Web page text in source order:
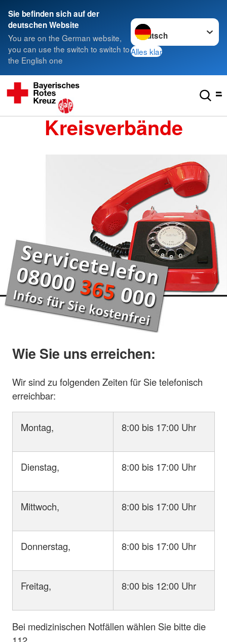
Sie befinden sich auf der
deutschen Website
You are on the German website,
you can use the switch to switch to
the English one
Sprache wechseln zu
Alles klar
Kreisverbände
Wie Sie uns erreichen:
Wir sind zu folgenden Zeiten für Sie telefonisch
erreichbar:
Montag, 8:00 bis 17:00 Uhr
Dienstag, 8:00 bis 17:00 Uhr
Mittwoch, 8:00 bis 17:00 Uhr
Donnerstag, 8:00 bis 17:00 Uhr
Freitag, 8:00 bis 12:00 Uhr
Bei medizinischen Notfällen wählen Sie bitte die